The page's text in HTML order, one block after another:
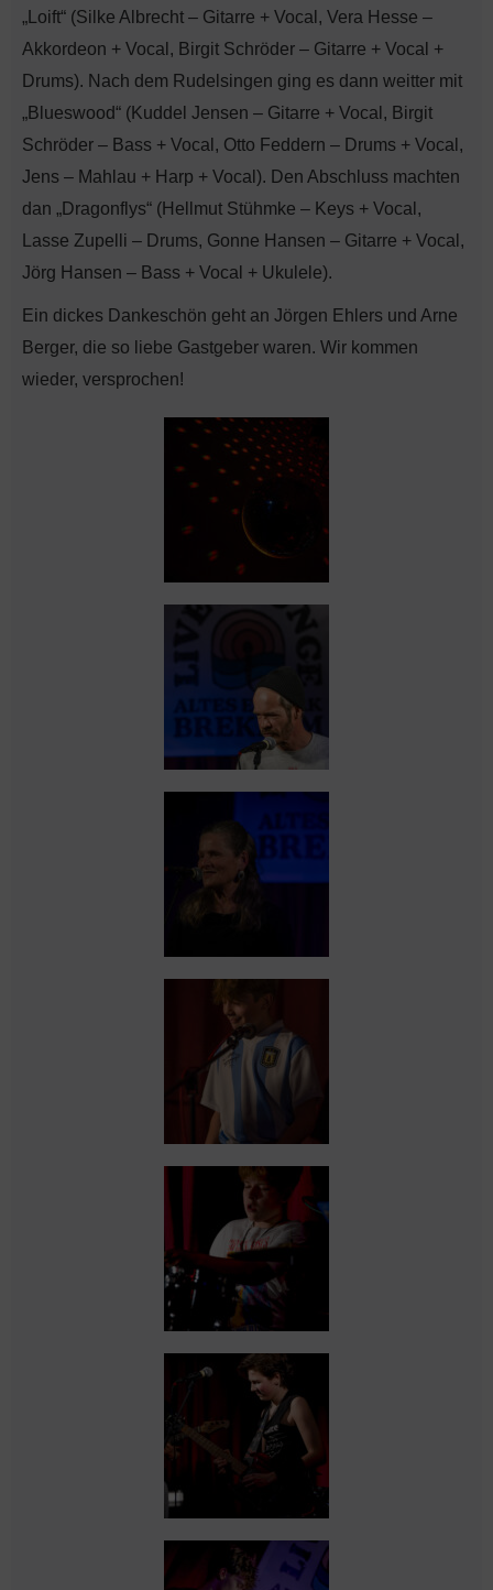
„Loift“ (Silke Albrecht – Gitarre + Vocal, Vera Hesse –
Akkordeon + Vocal, Birgit Schröder – Gitarre + Vocal +
Drums). Nach dem Rudelsingen ging es dann weitter mit
„Blueswood“ (Kuddel Jensen – Gitarre + Vocal, Birgit
Schröder – Bass + Vocal, Otto Feddern – Drums + Vocal,
Jens – Mahlau + Harp + Vocal). Den Abschluss machten
dan „Dragonflys“ (Hellmut Stühmke – Keys + Vocal,
Lasse Zupelli – Drums, Gonne Hansen – Gitarre + Vocal,
Jörg Hansen – Bass + Vocal + Ukulele).
Ein dickes Dankeschön geht an Jörgen Ehlers und Arne
Berger, die so liebe Gastgeber waren. Wir kommen
wieder, versprochen!